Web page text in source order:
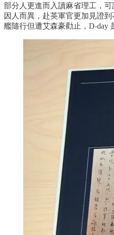
部分人更進而入讀麻省理工，
因人而異，赴英軍官更加見證
艦隨行但遭艾森豪勸止，D-day